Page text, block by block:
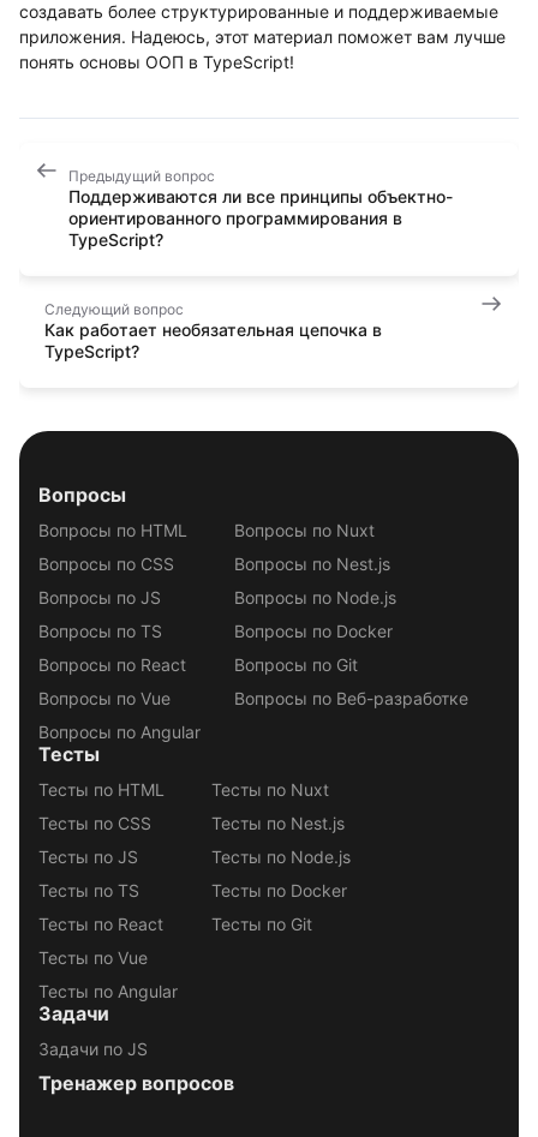
создавать более структурированные и поддерживаемые
приложения. Надеюсь, этот материал поможет вам лучше
понять основы ООП в TypeScript!
Предыдущий вопрос
Поддерживаются ли все принципы объектно-
ориентированного программирования в
TypeScript?
Следующий вопрос
Как работает необязательная цепочка в
TypeScript?
Вопросы
Вопросы по HTML
Вопросы по CSS
Вопросы по JS
Вопросы по TS
Вопросы по React
Вопросы по Vue
Вопросы по Angular
Вопросы по Nuxt
Вопросы по Nest.js
Вопросы по Node.js
Вопросы по Docker
Вопросы по Git
Вопросы по Веб-разработке
Тесты
Тесты по HTML
Тесты по CSS
Тесты по JS
Тесты по TS
Тесты по React
Тесты по Vue
Тесты по Angular
Тесты по Nuxt
Тесты по Nest.js
Тесты по Node.js
Тесты по Docker
Тесты по Git
Задачи
Задачи по JS
Тренажер вопросов